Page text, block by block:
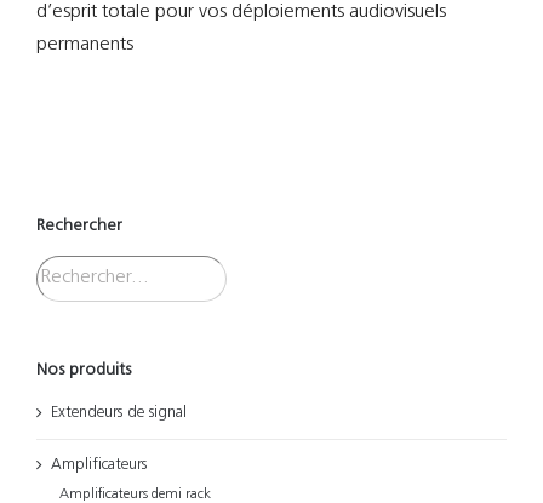
d’esprit totale pour vos déploiements audiovisuels
permanents
Rechercher
Nos produits
Extendeurs de signal
Amplificateurs
Amplificateurs demi rack